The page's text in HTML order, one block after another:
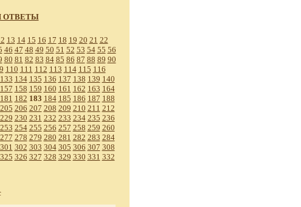
ОТВЕТЫ
13 14 15 16 17 18 19 20 21 22
46 47 48 49 50 51 52 53 54 55 56
80 81 82 83 84 85 86 87 88 89 90
110 111 112 113 114 115 116
133 134 135 136 137 138 139 140
157 158 159 160 161 162 163 164
181 182 183 184 185 186 187 188
205 206 207 208 209 210 211 212
229 230 231 232 233 234 235 236
253 254 255 256 257 258 259 260
277 278 279 280 281 282 283 284
301 302 303 304 305 306 307 308
325 326 327 328 329 330 331 332